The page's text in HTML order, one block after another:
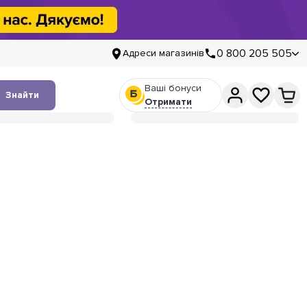
Адреси магазинів 0 800 205 505
Знайти
Ваші бонуси
Отримати